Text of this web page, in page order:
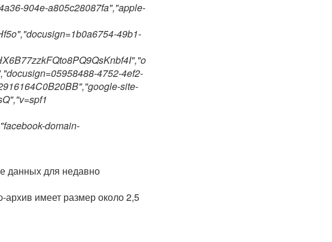
904e-a805c28087fa","apple-
49b1-
4752-4ef2-
site-
domain-
данных для недавно
имеет размер около 2,5